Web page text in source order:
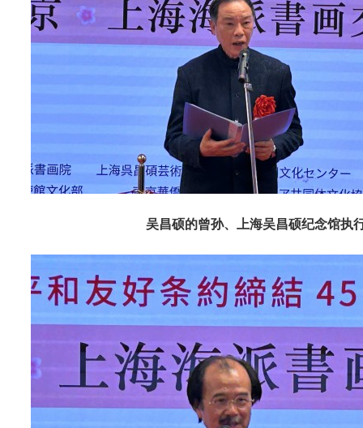
吴昌硕的曾孙、上海吴昌硕纪念馆执